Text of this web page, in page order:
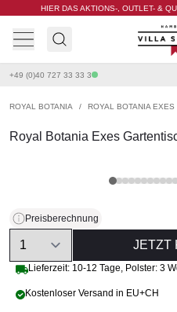
HIER DAS AKTIONS-, OUTLET- &
Villa
+49 (0)40 727 33 33 3
ROYAL BOTANIA / ROYAL BOTANIA EXES
Royal Botania Exes
Preisberechnung
Quantity
JETZT
Lieferzeit: 10-12 Tage, Polster: 3
Kostenloser Versand in EU+CH